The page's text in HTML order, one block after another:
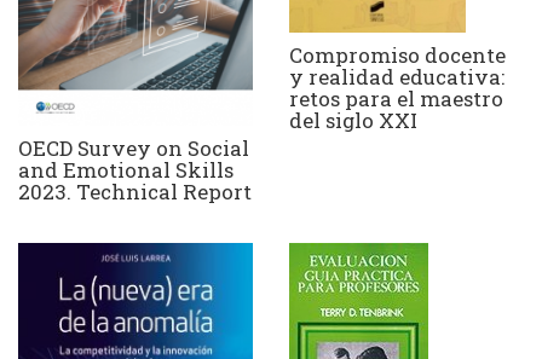
OECD Survey on Social
and Emotional Skills
2023. Technical Report
Compromiso docente
y realidad educativa:
retos para el maestro
del siglo XXI